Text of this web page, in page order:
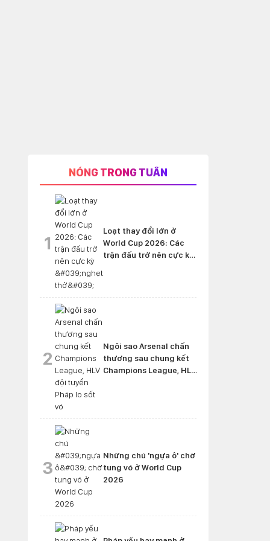
NÓNG TRONG TUẦN
1
Loạt thay đổi lớn ở
World Cup 2026: Các
trận đấu trở nên cực kỳ
2
Ngôi sao Arsenal chấn
thương sau chung kết
Champions League, HLV
3
Những chú 'ngựa ô' chờ
tung vó ở World Cup
2026